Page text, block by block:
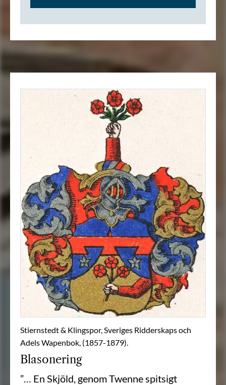
Stiernstedt & Klingspor, Sveriges Ridderskaps och
Adels Wapenbok, (1857-1879).
Blasonering
”… En Skjöld, genom Twenne spitsigt